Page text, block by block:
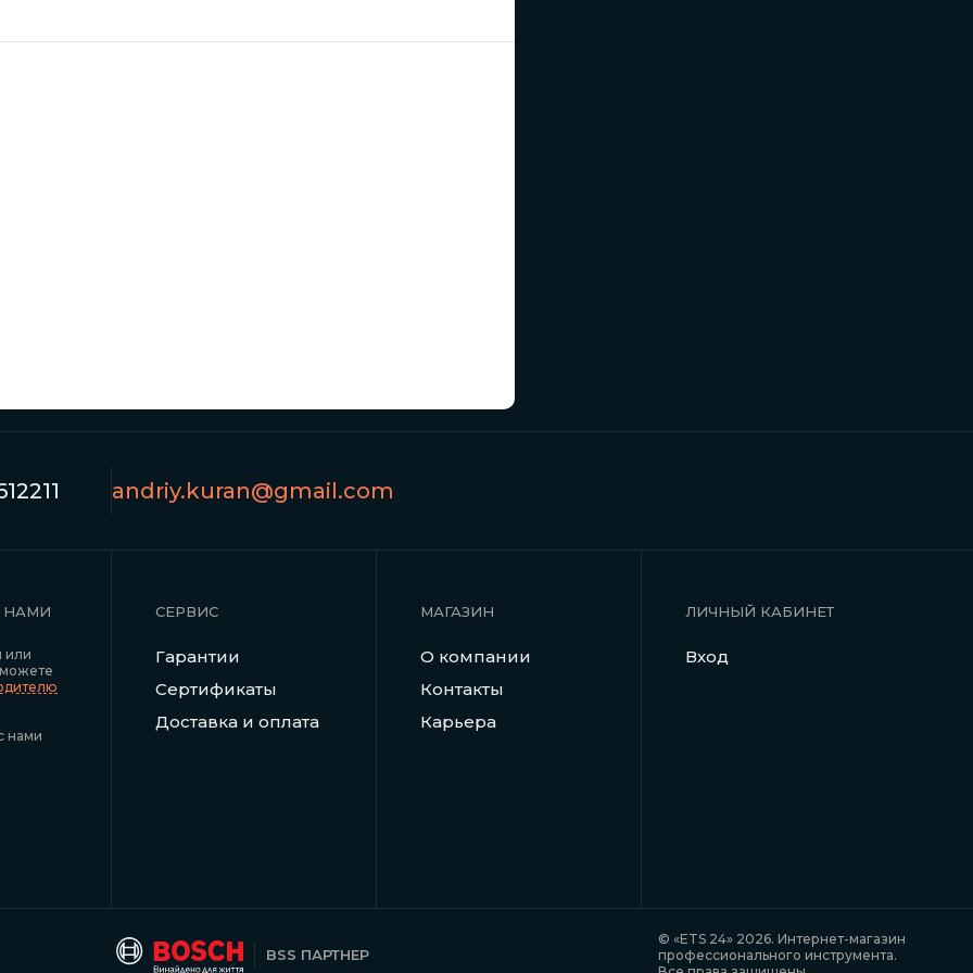
andriy.kuran@gmail.com
НАМИ
или
нами
СЕРВИС
Гарантии
Сертификаты
Доставка и оплата
МАГАЗИН
О компании
Контакты
Карьера
ЛИЧНЫЙ КАБИНЕТ
Вход
BSS ПАРТНЕР
© «ETS 24» 2026. Интернет-магазин
профессионального инструмента.